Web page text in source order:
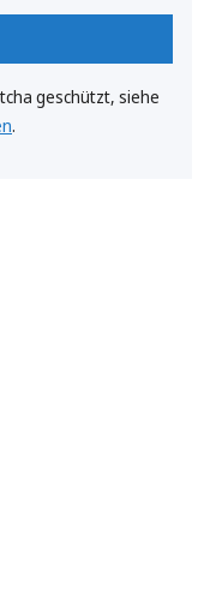
geschützt, siehe
.